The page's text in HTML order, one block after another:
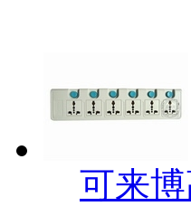
￥
可来